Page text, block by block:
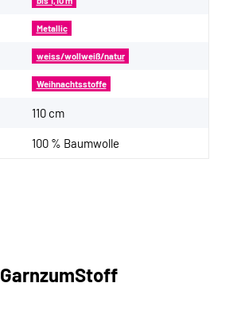
Metallic
weiss/wollweiß/natur
Weihnachtsstoffe
110 cm
100 % Baumwolle
GarnzumStoff